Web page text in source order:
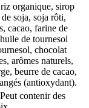
organique, sirop
soja, soja rôti,
cacao, farine de
de tournesol
chocolat
arômes naturels,
beurre de cacao,
(antioxydant).
contenir des